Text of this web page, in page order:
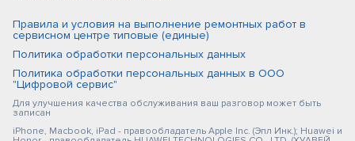
Правила и условия на выполнение ремонтных работ в
сервисном центре типовые (единые)
Политика обработки персональных данных
Политика обработки персональных данных в ООО
"Цифровой сервис"
Для улучшения качества обслуживания ваш разговор может быть
записан
iPhone, Macbook, iPad - правообладатель Apple Inc. (Эпл Инк.); Huawei и